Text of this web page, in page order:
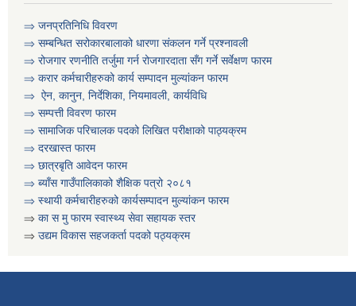
⇒ जनप्रतिनिधि विवरण
⇒ सम्बन्धित सरोकारबालाको धारणा संकलन गर्ने प्रश्नावली
⇒ रोजगार रणनीति तर्जुमा गर्न रोजगारदाता सँग गर्ने सर्वेक्षण फारम
⇒ करार कर्मचारीहरुको कार्य सम्पादन मुल्या‌ंकन फारम
⇒ ऐन, कानुन, निर्देशिका, नियमावली, कार्यविधि
⇒ सम्पत्ती विवरण फारम
⇒ सामाजिक परिचालक पदको लिखित परीक्षाको पाठ्यक्रम
⇒ दरखास्त फारम
⇒ छात्रबृति आवेदन फारम
⇒ ब्याँस गाउँपालिकाको शैक्षिक पत्रो २०८१
⇒ स्थायी कर्मचारीहरुको कार्यसम्पादन मुल्यांकन फारम
⇒ का स मु फारम स्वास्थ्य सेवा सहायक स्तर
⇒ उद्यम विकास सहजकर्ता पदको पठ्यक्रम